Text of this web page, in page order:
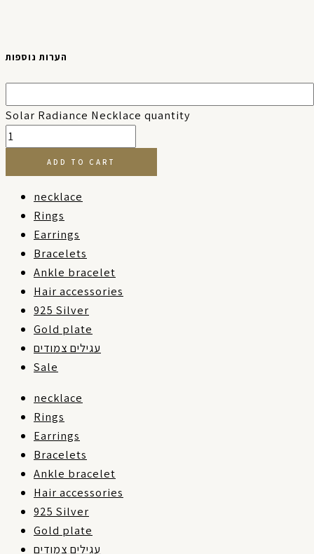
הערות נוספות
Solar Radiance Necklace quantity
ADD TO CART
necklace
Rings
Earrings
Bracelets
Ankle bracelet
Hair accessories
925 Silver
Gold plate
עגילים צמודים
Sale
necklace
Rings
Earrings
Bracelets
Ankle bracelet
Hair accessories
925 Silver
Gold plate
עגילים צמודים